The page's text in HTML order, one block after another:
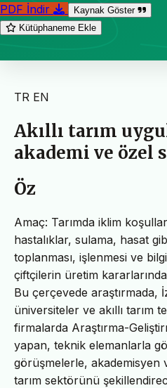
PDF İndir
Kaynak Göster
Kütüphaneme Ekle
TR EN
Akıllı tarım
akademi ve özel
Öz
Amaç: Tarımda iklim
hastalıklar, sulama, hasat
toplanması, işlenmesi ve
çiftçilerin üretim
Bu çerçevede araştırmada,
üniversiteler ve akıllı tarım
firmalarda Araştırma-
yapan, teknik elemanlarla
görüşmelerle, akademisyen
tarım sektörünü